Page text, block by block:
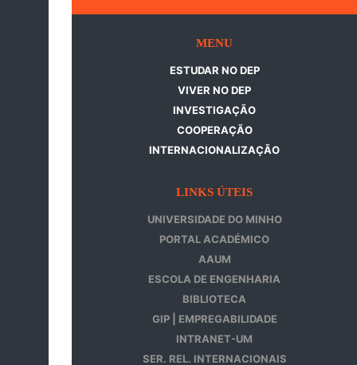
MENU
ESTUDAR NO DEP
VIVER NO DEP
INVESTIGAÇÃO
COOPERAÇÃO
INTERNACIONALIZAÇÃO
LINKS ÚTEIS
UNIVERSIDADE DO MINHO
PORTAL ACADÉMICO
AAUM
ESCOLA DE ENGENHARIA
BIBLIOTECA
GIP | EMPREGABILIDADE
INTRANET-UM
SER. REL. INTERNACIONAIS